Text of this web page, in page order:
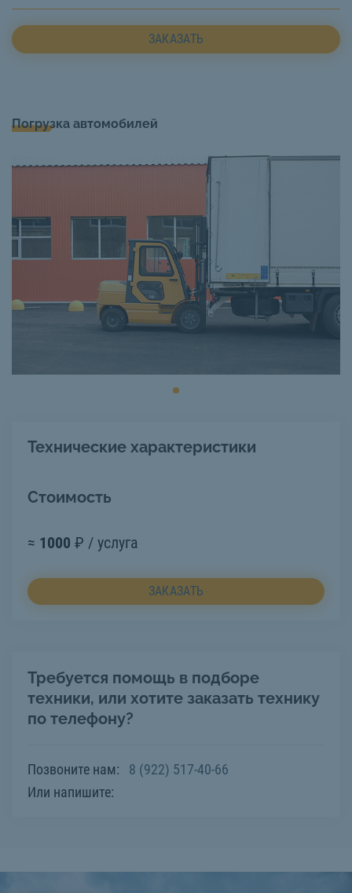
ЗАКАЗАТЬ
Погрузка автомобилей
Технические характеристики
Стоимость
≈ 1000 ₽ / услуга
ЗАКАЗАТЬ
Требуется помощь в подборе
техники, или хотите заказать технику
по телефону?
Позвоните нам:
8 (922) 517-40-66
Или напишите: